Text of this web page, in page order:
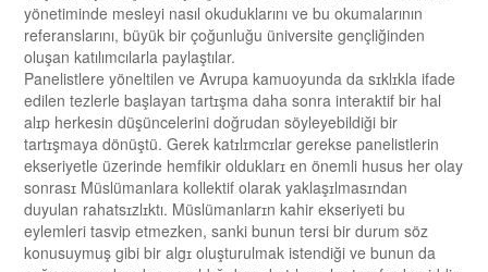
yönetiminde mesleyi nasıl okuduklarını ve bu okumalarının
referanslarını, büyük bir çoğunluğu üniversite gençliğinden
oluşan katılımcılarla paylaştılar.
Panelistlere yöneltilen ve Avrupa kamuoyunda da sɪklɪkla ifade
edilen tezlerle başlayan tartɪşma daha sonra interaktif bir hal
alɪp herkesin düşüncelerini doğrudan söyleyebildiği bir
tartɪşmaya dönüştü. Gerek katɪlɪmcɪlar gerekse panelistlerin
ekseriyetle üzerinde hemfikir olduklarɪ en önemli husus her olay
sonrasɪ Müslümanlara kollektif olarak yaklaşɪlmasɪndan
duyulan rahatsɪzlɪktı. Müslümanlarɪn kahir ekseriyeti bu
eylemleri tasvip etmezken, sanki bunun tersi bir durum söz
konusuymuş gibi bir algɪ oluşturulmak istendiği ve bunun da